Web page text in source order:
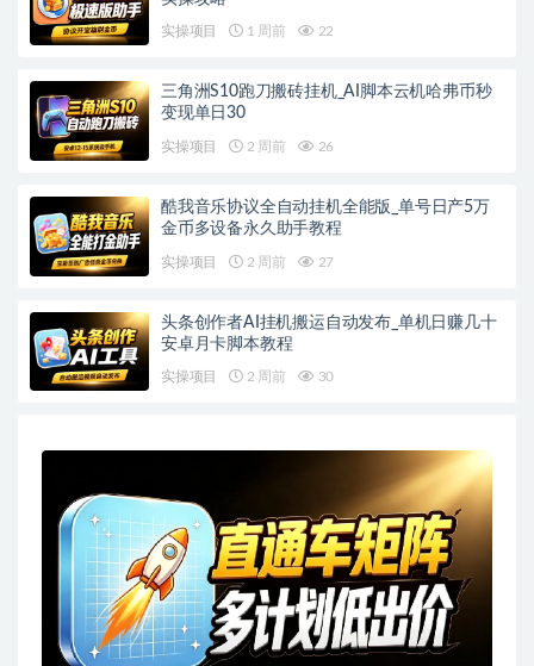
实操项目 1 周前 22
三角洲S10跑刀搬砖挂机_AI脚本云机哈弗币秒
变现单日30
实操项目 2 周前 26
酷我音乐协议全自动挂机全能版_单号日产5万
金币多设备永久助手教程
实操项目 2 周前 27
头条创作者AI挂机搬运自动发布_单机日赚几十
安卓月卡脚本教程
实操项目 2 周前 30